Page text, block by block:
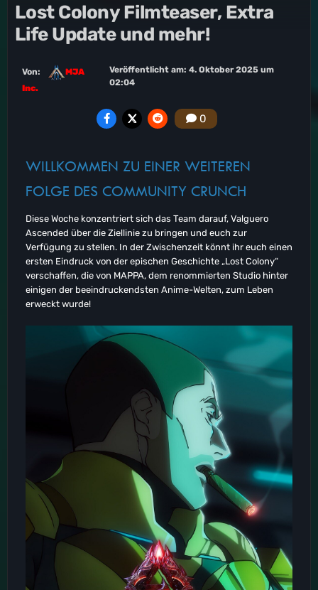
Lost Colony Filmteaser, Extra
Life Update und mehr!
Von:
MJA
Inc.
Veröffentlicht am:4. Oktober 2025 um
02:04
0
WILLKOMMEN ZU EINER WEITEREN
FOLGE DES COMMUNITY CRUNCH
Diese Woche konzentriert sich das Team darauf, Valguero
Ascended über die Ziellinie zu bringen und euch zur
Verfügung zu stellen. In der Zwischenzeit könnt ihr euch einen
ersten Eindruck von der epischen Geschichte „Lost Colony“
verschaffen, die von MAPPA, dem renommierten Studio hinter
einigen der beeindruckendsten Anime-Welten, zum Leben
erweckt wurde!